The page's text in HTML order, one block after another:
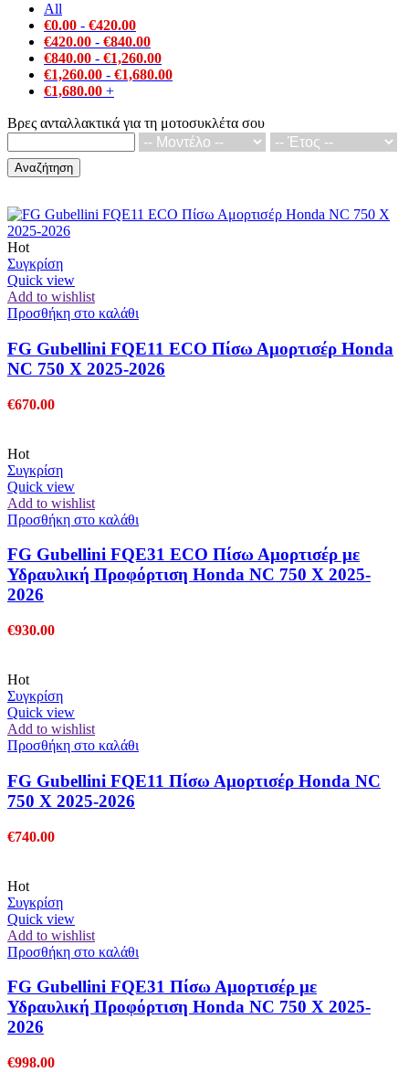
All
€0.00 - €420.00
€420.00 - €840.00
€840.00 - €1,260.00
€1,260.00 - €1,680.00
€1,680.00 +
Βρες ανταλλακτικά για τη μοτοσυκλέτα σου
Αναζήτηση
Hot
Συγκρίση
Quick view
Add to wishlist
Προσθήκη στο καλάθι
FG Gubellini FQE11 ECO Πίσω Αμορτισέρ Honda
NC 750 X 2025-2026
€670.00
Hot
Συγκρίση
Quick view
Add to wishlist
Προσθήκη στο καλάθι
FG Gubellini FQE31 ECO Πίσω Αμορτισέρ με
Υδραυλική Προφόρτιση Honda NC 750 X 2025-
2026
€930.00
Hot
Συγκρίση
Quick view
Add to wishlist
Προσθήκη στο καλάθι
FG Gubellini FQE11 Πίσω Αμορτισέρ Honda NC
750 X 2025-2026
€740.00
Hot
Συγκρίση
Quick view
Add to wishlist
Προσθήκη στο καλάθι
FG Gubellini FQE31 Πίσω Αμορτισέρ με
Υδραυλική Προφόρτιση Honda NC 750 X 2025-
2026
€998.00